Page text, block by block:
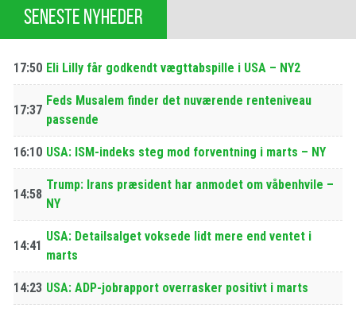
SENESTE NYHEDER
17:50 Eli Lilly får godkendt vægttabspille i USA – NY2
17:37
Feds Musalem finder det nuværende renteniveau
passende
16:10 USA: ISM-indeks steg mod forventning i marts – NY
14:58
Trump: Irans præsident har anmodet om våbenhvile –
NY
14:41
USA: Detailsalget voksede lidt mere end ventet i
marts
14:23 USA: ADP-jobrapport overrasker positivt i marts